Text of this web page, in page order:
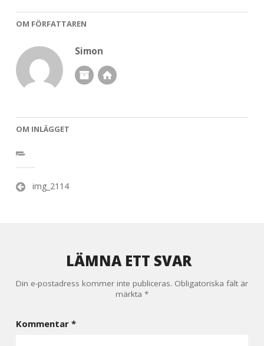
OM FÖRFATTAREN
Simon
OM INLÄGGET
Inläggsnavigering
img_2114
LÄMNA ETT SVAR
Din e-postadress kommer inte publiceras. Obligatoriska fält är
märkta *
Kommentar *